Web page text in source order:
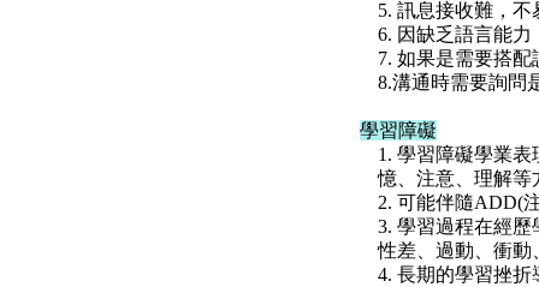
5. 訊息接收難，
6. 因缺乏語言能
7. 如果是需要搭
8.溝通時需要詢問
學習障礙
1. 學習障礙學業
憶、注意、理解等
2. 可能伴隨ADD(
3. 學習過程在經
性差、過動、衝動
4. 長期的學習挫